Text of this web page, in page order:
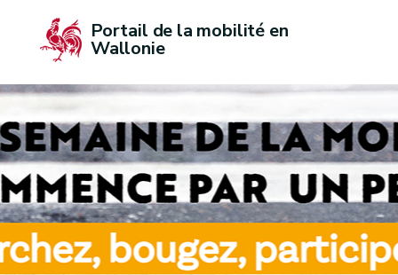
Portail de la mobilité en
Wallonie